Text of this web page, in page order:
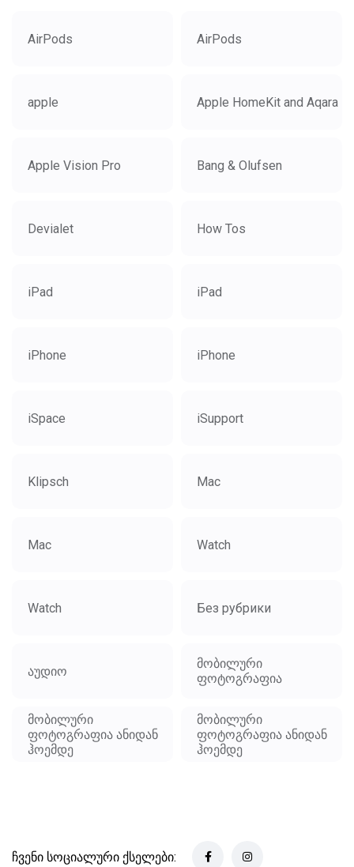
AirPods AirPods
apple Apple HomeKit and Aqara
Apple Vision Pro Bang & Olufsen
Devialet How Tos
iPad iPad
iPhone iPhone
iSpace iSupport
Klipsch Mac
Mac Watch
Watch Без рубрики
აუდიო
მობილური
ფოტოგრაფია
მობილური
ფოტოგრაფია ანიდან
ჰოემდე
მობილური
ფოტოგრაფია ანიდან
ჰოემდე
ჩვენი სოციალური ქსელები: